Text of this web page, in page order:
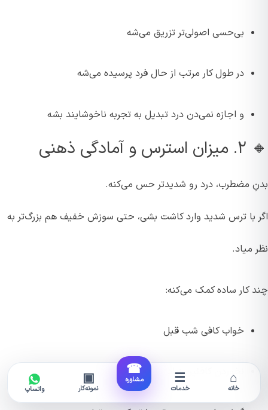
بی‌حسی اصولی‌تر تزریق می‌شه
در طول کار مرتب از حال فرد پرسیده می‌شه
و اجازه نمی‌دن درد تبدیل به تجربه ناخوشایند بشه
🔸 ۲. میزان استرس و آمادگی ذهنی
بدنِ مضطرب، درد رو شدیدتر حس می‌کنه.
اگر با ترس شدید وارد کاشت بشی، حتی سوزش خفیف هم بزرگ‌تر به
نظر میاد.
چند کار ساده کمک می‌کنه:
خواب کافی شب قبل
نخوردن کافئین زیاد
⌂
خانه
☰
خدمات
☎
مشاوره ▣
نمونه‌کار واتساپ